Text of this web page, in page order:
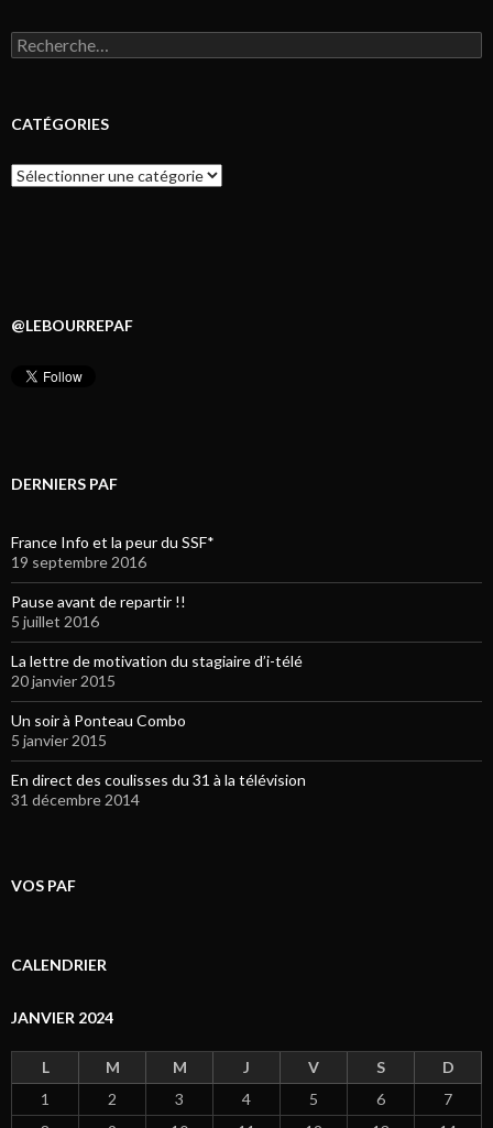
Rechercher :
CATÉGORIES
Catégories
@LEBOURREPAF
DERNIERS PAF
France Info et la peur du SSF*
19 septembre 2016
Pause avant de repartir !!
5 juillet 2016
La lettre de motivation du stagiaire d’i-télé
20 janvier 2015
Un soir à Ponteau Combo
5 janvier 2015
En direct des coulisses du 31 à la télévision
31 décembre 2014
VOS PAF
CALENDRIER
JANVIER 2024
L M M J V S
D
1
2 3 4 5 6
7